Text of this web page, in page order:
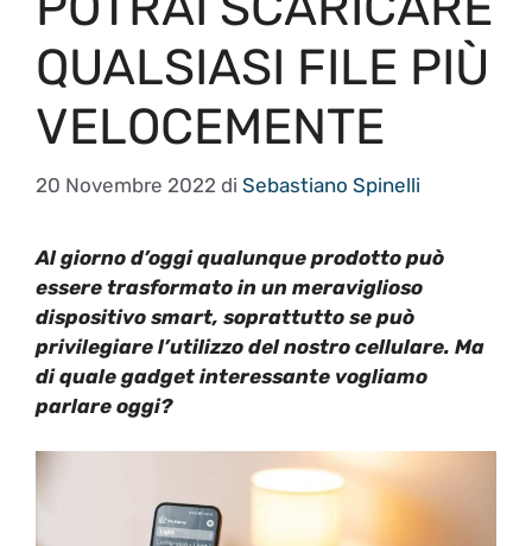
QUALSIASI FILE PIÙ
VELOCEMENTE
20 Novembre 2022 di Sebastiano Spinelli
Al giorno d’oggi qualunque prodotto può
essere trasformato in un meraviglioso
dispositivo smart, soprattutto se può
privilegiare l’utilizzo del nostro cellulare. Ma
di quale gadget interessante vogliamo
parlare oggi?